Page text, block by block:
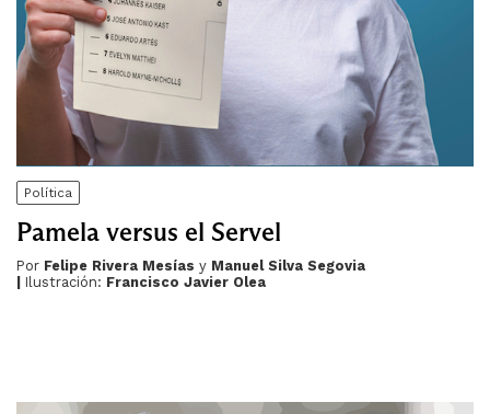
Política
Pamela versus el Servel
Por Felipe Rivera Mesías y Manuel Silva Segovia
Ilustración: Francisco Javier Olea